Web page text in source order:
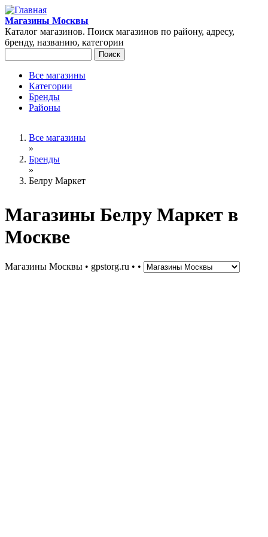
Перейти к основному содержанию
Магазины Москвы
Каталог магазинов. Поиск магазинов по району, адресу,
бренду, названию, категории
Главное меню
Все магазины
Категории
Бренды
Районы
Вы здесьВсе магазины
»
Бренды
»
Белру Маркет
Магазины Белру Маркет в
Москве
Магазины Москвы • gpstorg.ru • •